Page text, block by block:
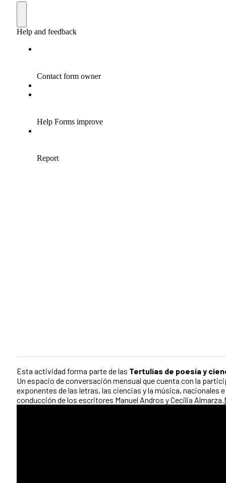
Esta actividad forma parte de las Tertulias de poesía y
Un espacio de conversación mensual que cuenta con la
exponentes de las letras, las ciencias y la música, nacionales
conducción de los escritores Manuel Andros y Cecilia Almarza.